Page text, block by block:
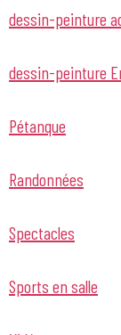
dessin-peinture
dessin-peinture
Pétanque
Randonnées
Spectacles
Sports en salle